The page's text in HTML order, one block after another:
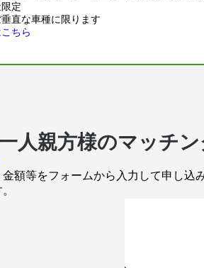
定
直な車種に限ります
ちら
人親方様のマッチ
額等をフォームから入力して申し込